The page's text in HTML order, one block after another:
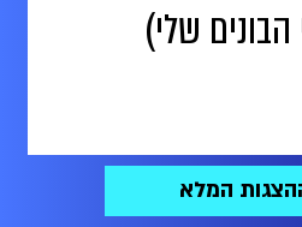
שלי)
המלא